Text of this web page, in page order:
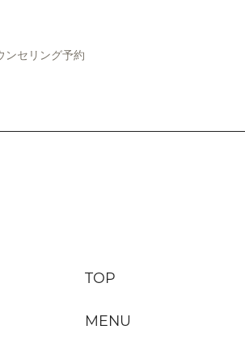
ンセリング予約
TOP
MENU